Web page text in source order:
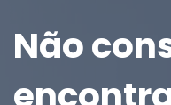
Não